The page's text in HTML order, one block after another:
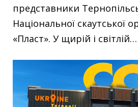
представники
Національної скаутської
«Пласт». У щирій і світлій…